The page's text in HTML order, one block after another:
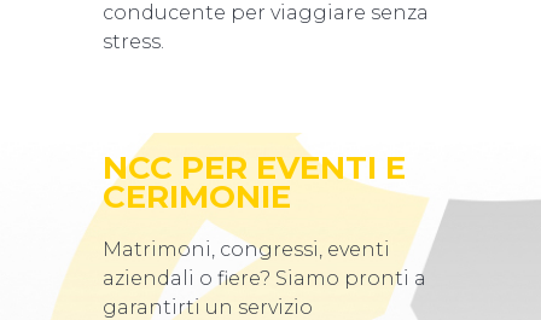
conducente per viaggiare senza
stress.
NCC PER EVENTI E
CERIMONIE
Matrimoni, congressi, eventi
aziendali o fiere? Siamo pronti a
garantirti un servizio